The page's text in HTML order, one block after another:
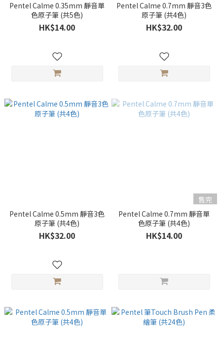
Pentel Calme 0.35mm 靜音單
色原子筆 (共5色)
HK$14.00
Pentel Calme 0.7mm 靜音3色
原子筆 (共4色)
HK$32.00
Pentel Calme 0.5mm 靜音3色
原子筆 (共4色)
HK$32.00
售完
Pentel Calme 0.7mm 靜音單
色原子筆 (共4色)
HK$14.00